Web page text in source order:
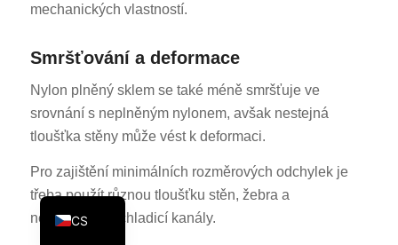
mechanických vlastností.
Smršťování a deformace
Nylon plněný sklem se také méně smršťuje ve
srovnání s neplněným nylonem, avšak nestejná
tloušťka stěny může vést k deformaci.
Pro zajištění minimálních rozměrových odchylek je
třeba použít různou tloušťku stěn, žebra a
nedostatečné chladicí kanály.
CS
EN
IT
FR
DE
PL